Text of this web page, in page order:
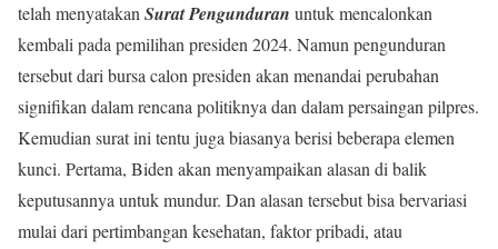
telah menyatakan Surat Pengunduran untuk mencalonkan
kembali pada pemilihan presiden 2024. Namun pengunduran
tersebut dari bursa calon presiden akan menandai perubahan
signifikan dalam rencana politiknya dan dalam persaingan pilpres.
Kemudian surat ini tentu juga biasanya berisi beberapa elemen
kunci. Pertama, Biden akan menyampaikan alasan di balik
keputusannya untuk mundur. Dan alasan tersebut bisa bervariasi
mulai dari pertimbangan kesehatan, faktor pribadi, atau